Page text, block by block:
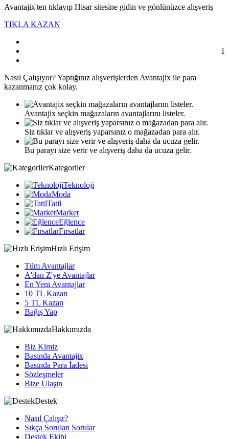
Avantajix'ten tıklayıp Hisar sitesine gidin ve gönlünüzce alışveriş
TIKLA KAZAN
1
Nasıl Çalışıyor?Yaptığınız alışverişlerden Avantajix ile para
kazanmanız çok kolay.
Avantajix seçkin mağazaların avantajlarını listeler.
Siz tıklar ve alışveriş yaparsınız o mağazadan para alır.
Bu parayı size verir ve alışveriş daha da ucuza gelir.
Kategoriler
Teknoloji
Moda
Tatil
Market
Eğlence
Fırsatlar
Hızlı Erişim
Tüm Avantajlar
A'dan Z'ye Avantajlar
En Yeni Avantajlar
10 TL Kazan
5 TL Kazan
Bağış Yap
Hakkımızda
Biz Kimiz
Basında Avantajix
Basında Para İadesi
Sözleşmeler
Bize Ulaşın
Destek
Nasıl Çalışır?
Sıkça Sorulan Sorular
Destek Ekibi